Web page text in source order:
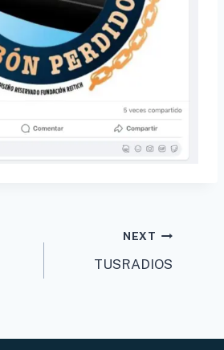
NEXT
TUSRADIOS